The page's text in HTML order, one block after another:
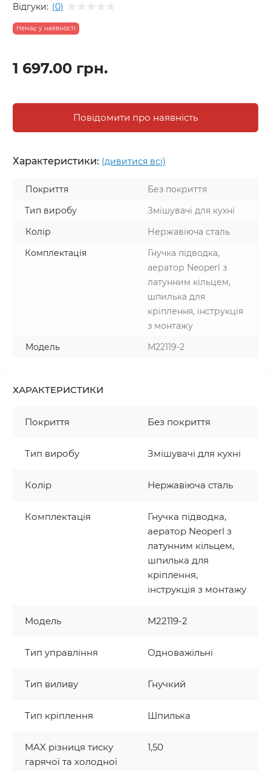
Відгуки: (0)
Немає у наявності
1 697.00 грн.
Повідомити про наявність
Характеристики: (дивитися всі)
Покриття
Без покриття
Тип виробу
Змішувачі для кухні
Колір
Нержавіюча сталь
Комплектація
Гнучка підводка,
аератор Neoperl з
латунним кільцем,
шпилька для
кріплення, інструкція
з монтажу
Модель
M22119-2
ХАРАКТЕРИСТИКИ
Покриття Без покриття
Тип виробу Змішувачі для кухні
Колір Нержавіюча сталь
Комплектація
Гнучка підводка,
аератор Neoperl з
латунним кільцем,
шпилька для
кріплення,
інструкція з монтажу
Модель M22119-2
Тип управління Одноважільні
Тип виливу Гнучкий
Тип кріплення Шпилька
MAX різниця тиску
гарячої та холодної
1,50